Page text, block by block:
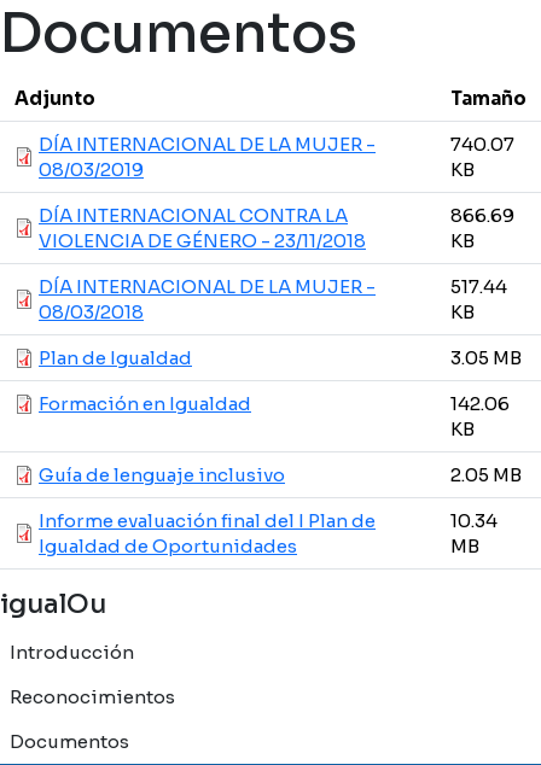
igualOu
Introducción
Reconocimientos
Documentos
Documentos
Adjunto
Tamaño
DÍA INTERNACIONAL DE LA MUJER -
08/03/2019
740.07
KB
DÍA INTERNACIONAL CONTRA LA
VIOLENCIA DE GÉNERO - 23/11/2018
866.69
KB
DÍA INTERNACIONAL DE LA MUJER -
08/03/2018
517.44
KB
Plan de Igualdad
3.05 MB
Formación en Igualdad
142.06
KB
Guía de lenguaje inclusivo
2.05 MB
Informe evaluación final del I Plan de
Igualdad de Oportunidades
10.34
MB